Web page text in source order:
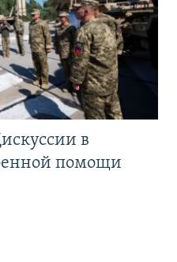
в
помощи